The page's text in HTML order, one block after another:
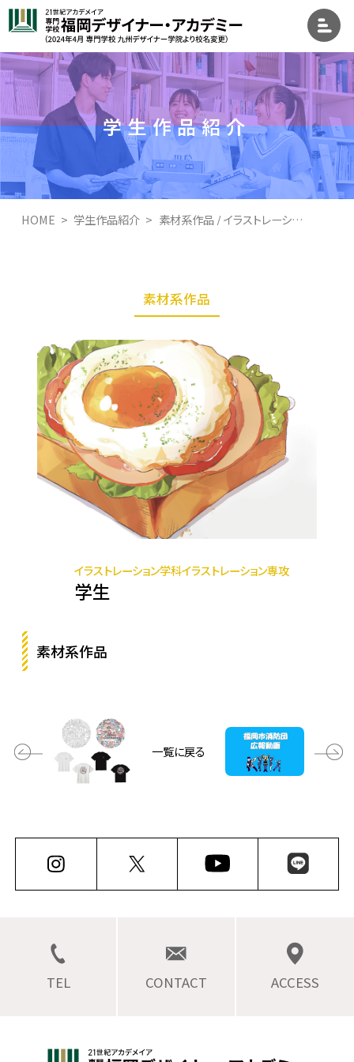
学生作品紹介
HOME 学生作品紹介 素材系作品 / イラストレーション学科イラストレーション専攻
素材系作品
イラストレーション学科イラストレーション専攻
学生
素材系作品
一覧に戻る
TEL CONTACT ACCESS